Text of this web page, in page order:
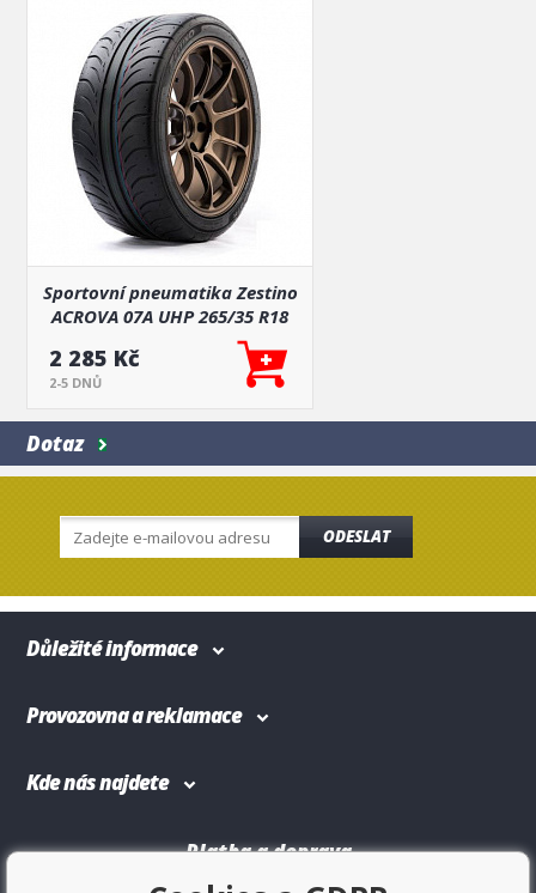
Sportovní pneumatika Zestino
ACROVA 07A UHP 265/35 R18
2 285 Kč
2-5 DNŮ
Dotaz
ODESLAT
Důležité informace
Provozovna a reklamace
Kde nás najdete
Platba a doprava